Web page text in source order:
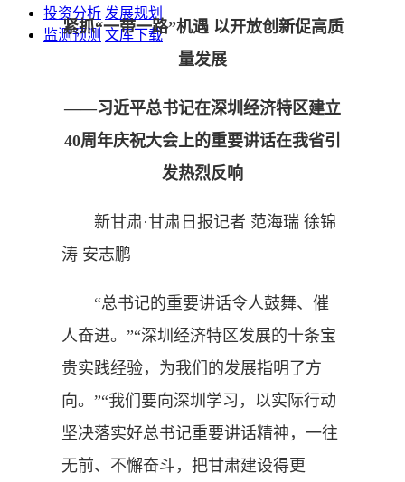
投资分析 发展规划
监测预测 文库下载
紧抓“一带一路”机遇 以开放创新促高质
量发展
——习近平总书记在深圳经济特区建立
40周年庆祝大会上的重要讲话在我省引
发热烈反响
新甘肃·甘肃日报记者 范海瑞 徐锦
涛 安志鹏
“总书记的重要讲话令人鼓舞、催
人奋进。”“深圳经济特区发展的十条宝
贵实践经验，为我们的发展指明了方
向。”“我们要向深圳学习，以实际行动
坚决落实好总书记重要讲话精神，一往
无前、不懈奋斗，把甘肃建设得更